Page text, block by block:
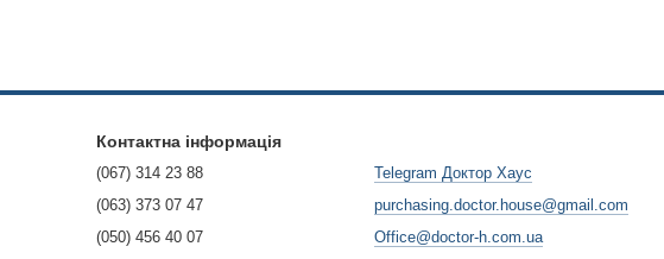
Контактна інформація
(067) 314 23 88
(063) 373 07 47
(050) 456 40 07
Telegram Доктор Хаус
purchasing.doctor.house@gmail.com
Office@doctor-h.com.ua